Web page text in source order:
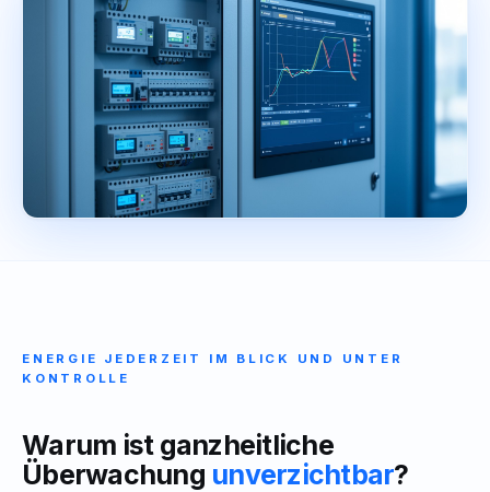
ENERGIE JEDERZEIT IM BLICK UND UNTER
KONTROLLE
Warum ist ganzheitliche
Überwachung unverzichtbar?